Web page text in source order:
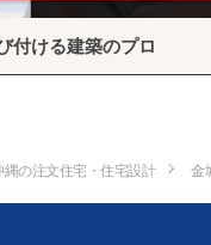
付ける建築のプロ
縄の注文住宅・住宅設計 金